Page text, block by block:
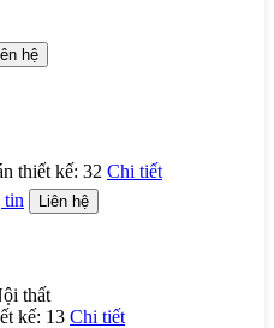
hệ
thiết kế: 32 Chi tiết
tin
Liên hệ
thất
kế: 13 Chi tiết